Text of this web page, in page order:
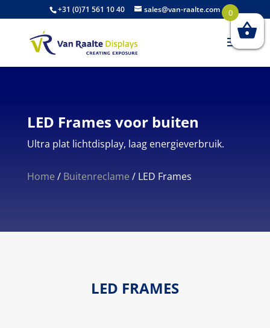
+31 (0)71 561 10 40 sales@van-raalte.com
LED Frames voor buiten
Ultra plat lichtdisplay, laag energieverbruik.
Home / Buitenreclame / LED Frames
LED FRAMES
0